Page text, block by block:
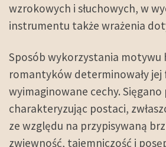
wzrokowych i słuchowych, w
instrumentu także wrażenia
Sposób wykorzystania motywu
romantyków determinowały jej
wyimaginowane cechy. Sięgano
charakteryzując postaci,
ze względu na przypisywaną
zwiewność, tajemniczość i